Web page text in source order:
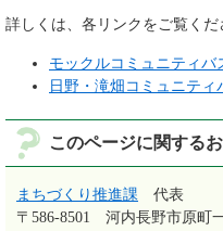
詳しくは、各リンクをご覧くだ
モックルコミュニティバ
日野・滝畑コミュニティ
このページに関する
まちづくり推進課
代表
〒586-8501
河内長野市原町